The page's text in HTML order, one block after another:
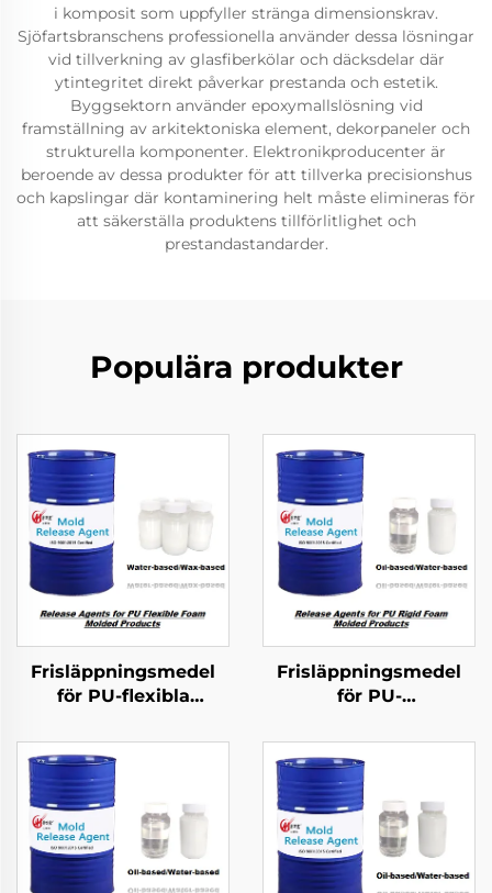
i komposit som uppfyller stränga dimensionskrav.
Sjöfartsbranschens professionella använder dessa lösningar
vid tillverkning av glasfiberkölar och däcksdelar där
ytintegritet direkt påverkar prestanda och estetik.
Byggsektorn använder epoxymallslösning vid
framställning av arkitektoniska element, dekorpaneler och
strukturella komponenter. Elektronikproducenter är
beroende av dessa produkter för att tillverka precisionshus
och kapslingar där kontaminering helt måste elimineras för
att säkerställa produktens tillförlitlighet och
prestandastandarder.
Populära produkter
Frisläppningsmedel
för PU-flexibla
produkter
Frisläppningsmedel
för PU-
produkter